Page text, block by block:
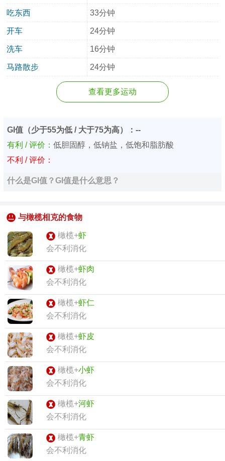
吃东西 33分钟
开车 24分钟
洗车 16分钟
马路散步 24分钟
查看更多运动
GI值（少于55为低 / 大于75为高）：--
有利 / 评价： 低胆固醇，低钠盐，低饱和脂肪酸
不利 / 评价：
什么是GI值？GI值是什么意思？
与橄榄相克的食物
橄榄+虾
会不利消化
橄榄+虾肉
会不利消化
橄榄+虾仁
会不利消化
橄榄+虾皮
会不利消化
橄榄+小虾
会不利消化
橄榄+河虾
会不利消化
橄榄+青虾
会不利消化